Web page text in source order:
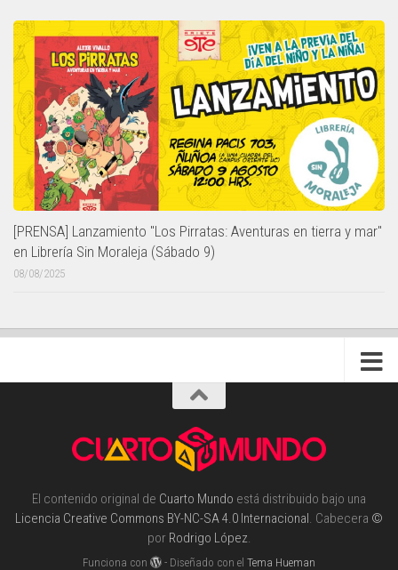
[PRENSA] Lanzamiento "Los Pirratas: Aventuras en tierra y mar"
en Librería Sin Moraleja (Sábado 9)
08/08/2025
El contenido original de Cuarto Mundo está distribuido bajo una
Licencia Creative Commons BY-NC-SA 4.0 Internacional. Cabecera ©
por Rodrigo López.
Funciona con - Diseñado con elTema Hueman